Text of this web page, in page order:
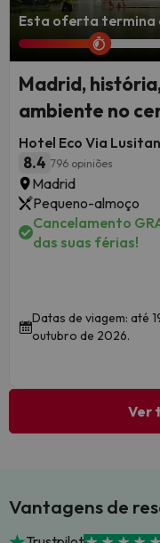
Esta oferta termina
Madrid,
ambiente no
Hotel Eco Via
8.4 796 opiniões
Madrid
Pequeno-almoço
Cancelamento
das suas férias!
Datas de viagem: até
outubro de 2026.
Ver
Vantagens de